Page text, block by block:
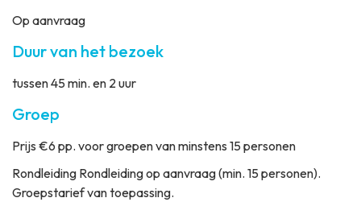
Op aanvraag
Duur van het bezoek
tussen 45 min. en 2 uur
Groep
Prijs €6 pp. voor groepen van minstens 15 personen
Rondleiding Rondleiding op aanvraag (min. 15 personen).
Groepstarief van toepassing.